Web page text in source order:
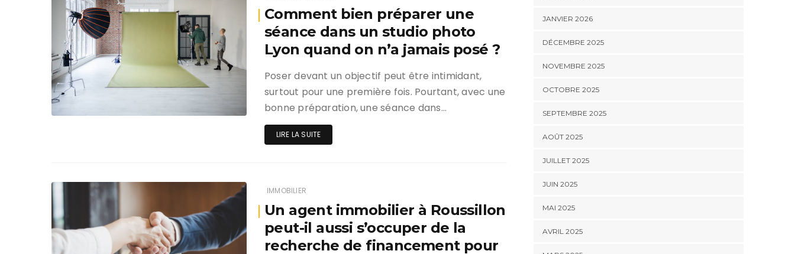
Comment bien préparer une
séance dans un studio photo
Lyon quand on n’a jamais posé ?
Poser devant un objectif peut être intimidant,
surtout pour une première fois. Pourtant, avec une
bonne préparation, une séance dans…
LIRE LA SUITE
IMMOBILIER
Un agent immobilier à Roussillon
peut-il aussi s’occuper de la
recherche de financement pour
JANVIER 2026
DÉCEMBRE 2025
NOVEMBRE 2025
OCTOBRE 2025
SEPTEMBRE 2025
AOÛT 2025
JUILLET 2025
JUIN 2025
MAI 2025
AVRIL 2025